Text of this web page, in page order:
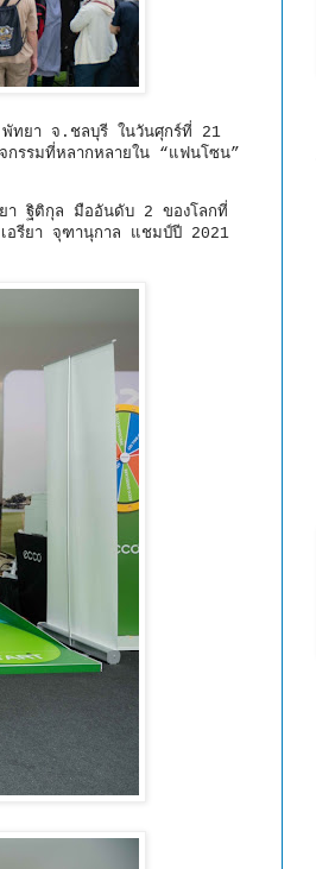
ทยา จ.ชลบุรี ในวันศุกร์ที่ 21
รรมที่หลากหลายใน “แฟนโซน”
ยา ฐิติกุล มืออันดับ 2 ของโลกที่
อรียา จุฑานุกาล แชมป์ปี 2021